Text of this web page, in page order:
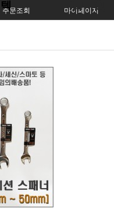
주문조회 마이페이지